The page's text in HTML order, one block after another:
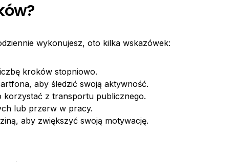
wykonujesz, oto kilka wskazówek:
kroków stopniowo.
aby śledzić swoją aktywność.
korzystać z transportu publicznego.
lub przerw w pracy.
aby zwiększyć swoją motywację.